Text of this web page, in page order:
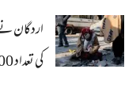
اردگان
کی تعداد 11,000 سے زیادہ ہو گئی ہے۔